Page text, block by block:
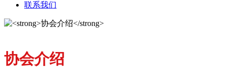
联系我们
协会介绍